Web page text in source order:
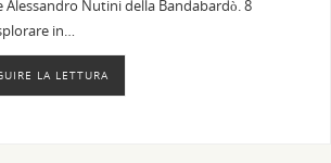
Alessandro Nutini della Bandabardò. 8
in…
LA LETTURA